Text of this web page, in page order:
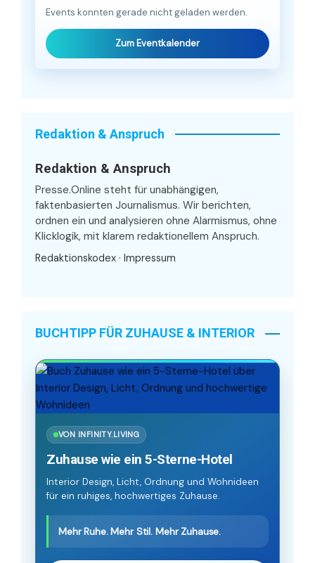
Events konnten gerade nicht geladen werden.
Zum Eventkalender
Redaktion & Anspruch
Redaktion & Anspruch
Presse.Online steht für unabhängigen,
faktenbasierten Journalismus. Wir berichten,
ordnen ein und analysieren ohne Alarmismus, ohne
Klicklogik, mit klarem redaktionellem Anspruch.
Redaktionskodex · Impressum
BUCHTIPP FÜR ZUHAUSE & INTERIOR
VON INFINITY.LIVING
Zuhause wie ein 5-Sterne-Hotel
Interior Design, Licht, Ordnung und Wohnideen
für ein ruhiges, hochwertiges Zuhause.
Mehr Ruhe. Mehr Stil. Mehr Zuhause.